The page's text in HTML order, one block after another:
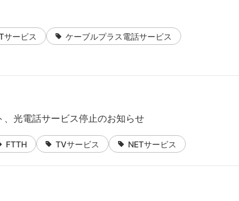
サービス
ケーブルプラス電話サービス
光電話サービス停止のお知らせ
FTTH TVサービス NETサービス